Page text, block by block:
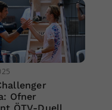
Ofner